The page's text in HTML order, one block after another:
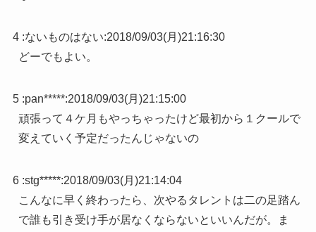
4 :ないものはない:2018/09/03(月)21:16:30
どーでもよい。
5 :pan*****:2018/09/03(月)21:15:00
頑張って４ケ月もやっちゃったけど最初から１クールで
変えていく予定だったんじゃないの
6 :stg*****:2018/09/03(月)21:14:04
こんなに早く終わったら、次やるタレントは二の足踏ん
で誰も引き受け手が居なくならないといいんだが。ま